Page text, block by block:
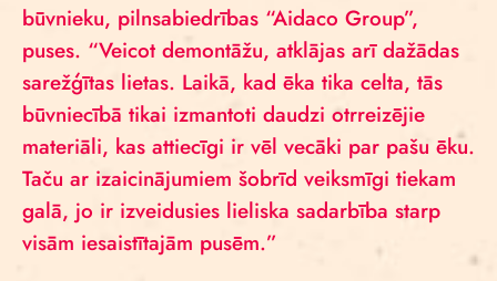
būvnieku, pilnsabiedrības “Aidaco Group”,
puses. “Veicot demontāžu, atklājas arī dažādas
sarežģītas lietas. Laikā, kad ēka tika celta, tās
būvniecībā tikai izmantoti daudzi otrreizējie
materiāli, kas attiecīgi ir vēl vecāki par pašu ēku.
Taču ar izaicinājumiem šobrīd veiksmīgi tiekam
galā, jo ir izveidusies lieliska sadarbība starp
visām iesaistītajām pusēm.”